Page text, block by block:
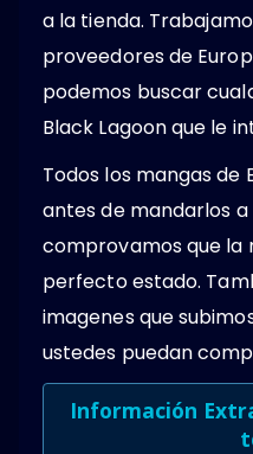
a la tienda.
proveedores de
podemos buscar
Black Lagoon que le
Todos los mangas de
antes de mandarlos
comprovamos que la
perfecto estado.
imagenes que
ustedes puedan
Información